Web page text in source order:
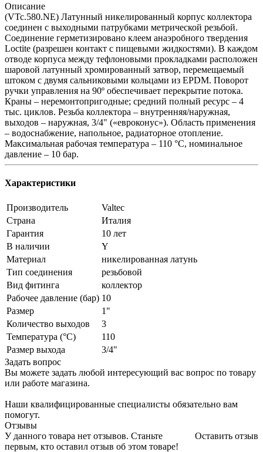
Описание
(VTc.580.NE) Латунный никелированный корпус коллектора
соединен с выходными патрубками метрической резьбой.
Соединение герметизировано клеем анаэробного твердения
Loctite (разрешен контакт с пищевыми жидкостями). В каждом
отводе корпуса между тефлоновыми прокладками расположен
шаровой латунный хромированный затвор, перемещаемый
штоком с двумя сальниковыми кольцами из EPDM. Поворот
ручки управления на 90º обеспечивает перекрытие потока.
Краны – неремонтопригодные; средний полный ресурс – 4
тыс. циклов. Резьба коллектора – внутренняя/наружная,
выходов – наружная, 3/4" («евроконус»). Область применения
– водоснабжение, напольное, радиаторное отопление.
Максимальная рабочая температура – 110 °С, номинальное
давление – 10 бар.
Характеристики
Производитель
Valtec
Страна
Италия
Гарантия
10 лет
В наличии
Y
Материал
никелированная латунь
Тип соединения
резьбовой
Вид фитинга
коллектор
Рабочее давление (бар) 10
Размер
1"
Количество выходов
3
Температура (°С)
110
Размер выхода
3/4"
Задать вопрос
Вы можете задать любой интересующий вас вопрос по товару
или работе магазина.
Наши квалифицированные специалисты обязательно вам
помогут.
Отзывы
Оставить отзыв
У данного товара нет отзывов. Станьте
первым, кто оставил отзыв об этом товаре!